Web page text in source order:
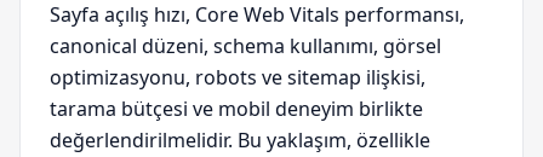
Sayfa açılış hızı, Core Web Vitals performansı,
canonical düzeni, schema kullanımı, görsel
optimizasyonu, robots ve sitemap ilişkisi,
tarama bütçesi ve mobil deneyim birlikte
değerlendirilmelidir. Bu yaklaşım, özellikle